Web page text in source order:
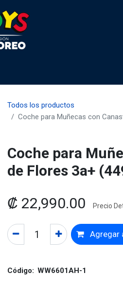
Todos los productos
Coche para Muñecas con
Coche para
de Flores 3a+
₡ 22,990.00 Precio
Agregar
Código: WW6601AH-1